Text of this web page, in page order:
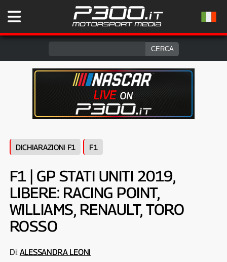
DICHIARAZIONI F1 F1
F1 | GP STATI UNITI 2019,
LIBERE: RACING POINT,
WILLIAMS, RENAULT, TORO
ROSSO
Di: ALESSANDRA LEONI